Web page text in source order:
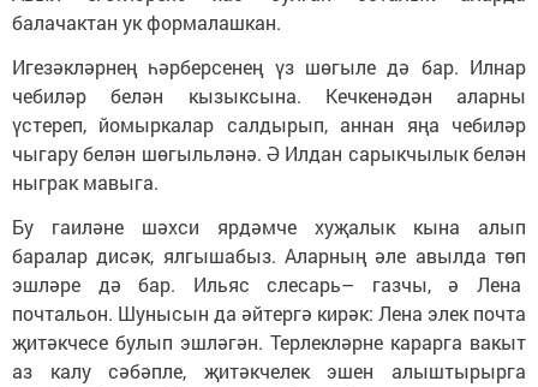
балачактан ук формалашкан.
Игезәкләрнең һәрберсенең үз шөгыле дә бар. Илнар
чебиләр белән кызыксына. Кечкенәдән аларны
үстереп, йомыркалар салдырып, аннан яңа чебиләр
чыгару белән шөгыльләнә. Ә Илдан сарыкчылык белән
ныграк мавыга.
Бу гаиләне шәхси ярдәмче хуҗалык кына алып
баралар дисәк, ялгышабыз. Аларның әле авылда төп
эшләре дә бар. Ильяс слесарь– газчы, ә Лена
почтальон. Шунысын да әйтергә кирәк: Лена элек почта
җитәкчесе булып эшләгән. Терлекләрне карарга вакыт
аз калу сәбәпле, җитәкчелек эшен алыштырырга